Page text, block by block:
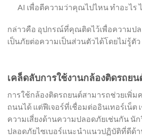
AI เพื่อตีความว่าคุณไปไหน ทำอะไร
กล่าวคือ อุปกรณ์ที่คุณติดไว้เพื่อความป
เป็นภัยต่อความเป็นส่วนตัวได้โดยไม่รู้ตัว
เคล็ดลับการใช้งานกล้องติดรถย
การใช้กล้องติดรถยนต์สามารถช่วยเพิ่
ถนนได้ แต่ฟีเจอร์ที่เชื่อมต่ออินเทอร์เน็ต
ความเสี่ยงด้านความปลอดภัยเช่นกัน นั
ปลอดภัยไซเบอร์แนะนำแนวปฏิบัติที่ดีด้